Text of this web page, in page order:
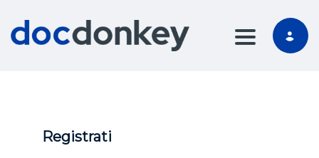
TOGGLE
Registrati